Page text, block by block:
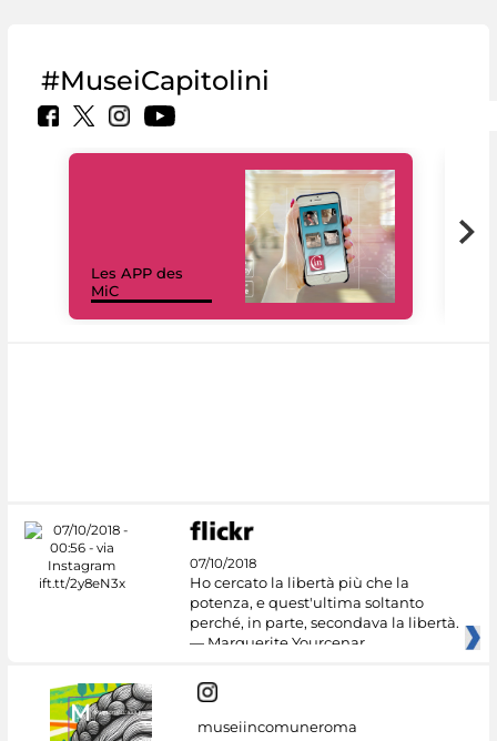
#MuseiCapitolini
Les APP des
MiC
07/10/2018
Ho cercato la libertà più che la
potenza, e quest'ultima soltanto
perché, in parte, secondava la libertà.
— Marguerite Yourcenar
museiincomuneroma